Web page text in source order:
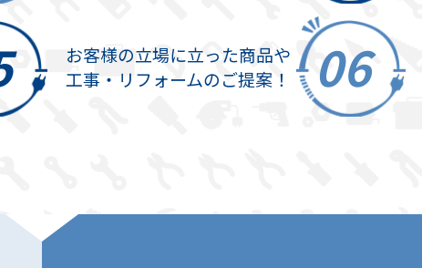
お客様の立場に立った商品や
工事・リフォームのご提案！